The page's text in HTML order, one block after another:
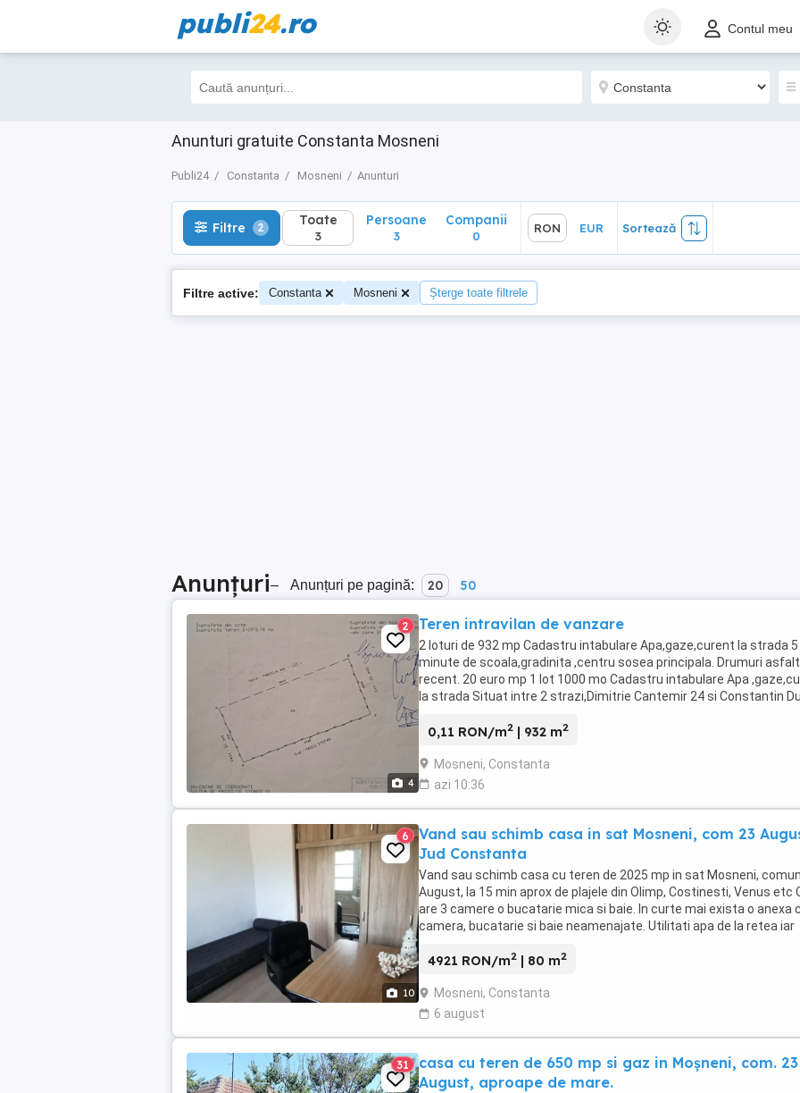
publi24.ro Contul meu
Anunturi gratuite Constanta Mosneni
Publi24 Constanta Mosneni Anunturi
Filtre 2 Toate
3
Sortează
Filtre 2 Toate
3
Persoane
3
Companii
0
RON EUR Sortează
Filtre active: Constanta Mosneni Șterge toate filtrele
Anunțuri– Anunțuri pe pagină: 20 50
4
2 Teren intravilan de vanzare
2 loturi de 932 mp Cadastru intabulare Apa,gaze,curent la strada 5
minute de scoala,gradinita ,centru sosea principala. Drumuri
recent. 20 euro mp 1 lot 1000 mo Cadastru intabulare Apa
la strada Situat intre 2 strazi,Dimitrie Cantemir 24 si Constantin
0,11 RON/m2 | 932 m2
Mosneni, Constanta
azi 10:36
10
6
Vand sau schimb casa in sat Mosneni, com 23
Jud Constanta
Vand sau schimb casa cu teren de 2025 mp in sat Mosneni,
August, la 15 min aprox de plajele din Olimp, Costinesti, Venus etc
are 3 camere o bucatarie mica si baie. In curte mai exista o anexa
camera, bucatarie si baie neamenajate. Utilitati apa de la retea iar
4921 RON/m2 | 80 m2
Mosneni, Constanta
6 august
31
casa cu teren de 650 mp si gaz in Moșneni, com. 23
August, aproape de mare.